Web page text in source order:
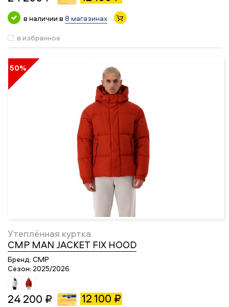
в наличии в 8 магазинах
в избранное
50%
Утеплённая куртка
CMP MAN JACKET FIX HOOD
Бренд: CMP
Сезон: 2025/2026
24 200 ₽ 12 100 ₽